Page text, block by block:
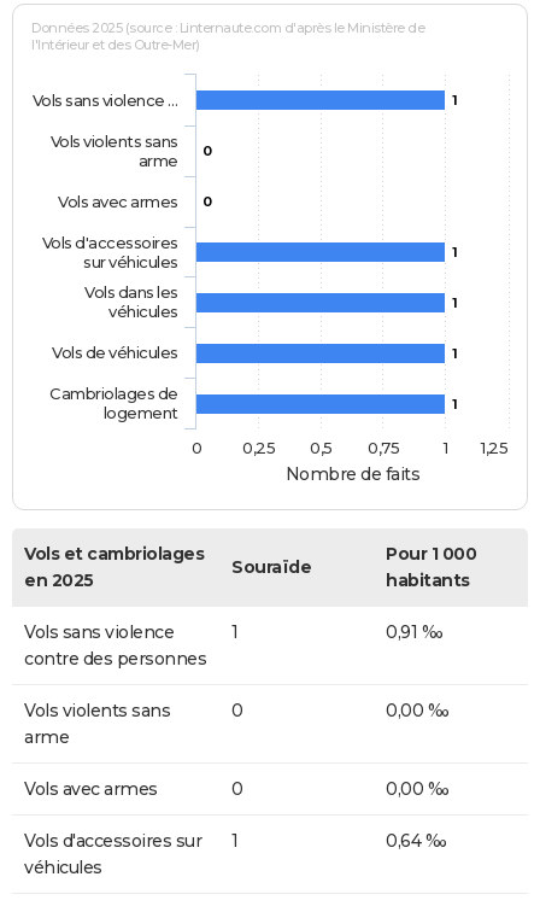
Nombre de faits
Données 2025 (source : Linternaute.com d'après le Ministère de
l'Intérieur et des Outre-Mer)
1
0
0
1
1
1
1
Vols sans violence …
Vols violents sans
arme
Vols avec armes
Vols d'accessoires
sur véhicules
Vols dans les
véhicules
Vols de véhicules
Cambriolages de
logement
0
1
0,25 0,5 0,75 1,25
Vols et cambriolages
en 2025
Souraïde
Pour 1 000
habitants
Vols sans violence
contre des personnes
1 0,91 ‰
Vols violents sans
arme
0 0,00 ‰
Vols avec armes 0 0,00 ‰
Vols d'accessoires sur
véhicules
1 0,64 ‰